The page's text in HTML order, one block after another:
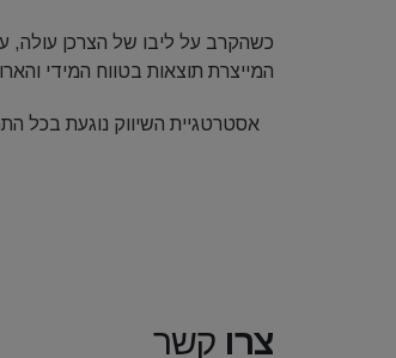
כשהקרב על ליבו של הצרכן עולה,
המייצרת תוצאות בטווח המידי
אסטרטגיית השיווק נוגעת בכל
צרו קשר